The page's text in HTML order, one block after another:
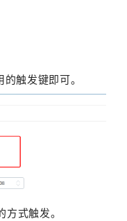
触发键即可。
式触发。